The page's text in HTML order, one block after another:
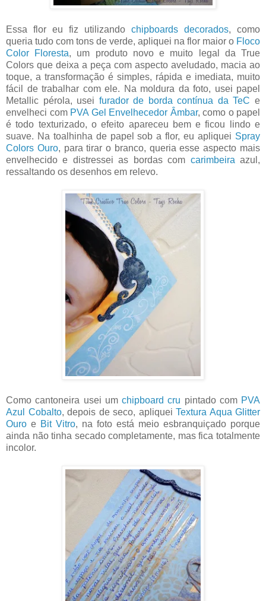
Essa flor eu fiz utilizando chipboards decorados, como
queria tudo com tons de verde, apliquei na flor maior o Floco
Color Floresta, um produto novo e muito legal da True
Colors que deixa a peça com aspecto aveludado, macia ao
toque, a transformação é simples, rápida e imediata, muito
fácil de trabalhar com ele. Na moldura da foto, usei papel
Metallic pérola, usei furador de borda contínua da TeC e
envelheci com PVA Gel Envelhecedor Âmbar, como o papel
é todo texturizado, o efeito apareceu bem e ficou lindo e
suave. Na toalhinha de papel sob a flor, eu apliquei Spray
Colors Ouro, para tirar o branco, queria esse aspecto mais
envelhecido e distressei as bordas com carimbeira azul,
ressaltando os desenhos em relevo.
Como cantoneira usei um chipboard cru pintado com PVA
Azul Cobalto, depois de seco, apliquei Textura Aqua Glitter
Ouro e Bit Vitro, na foto está meio esbranquiçado porque
ainda não tinha secado completamente, mas fica totalmente
incolor.